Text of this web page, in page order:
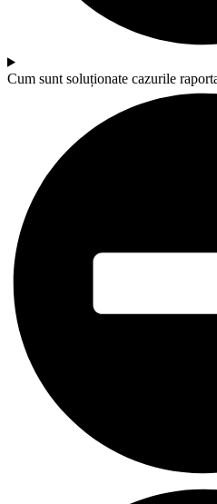
Cum sunt soluționate cazurile